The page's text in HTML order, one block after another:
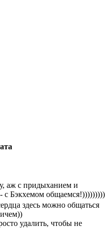
аж с придыханием и
с Бэкхемом общаемся!)))))))))
здесь можно общаться
удалить, чтобы не